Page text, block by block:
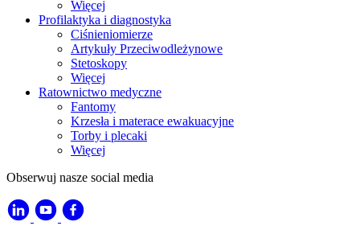
Więcej
Profilaktyka i diagnostyka
Ciśnieniomierze
Artykuły Przeciwodleżynowe
Stetoskopy
Więcej
Ratownictwo medyczne
Fantomy
Krzesła i materace ewakuacyjne
Torby i plecaki
Więcej
Obserwuj nasze social media